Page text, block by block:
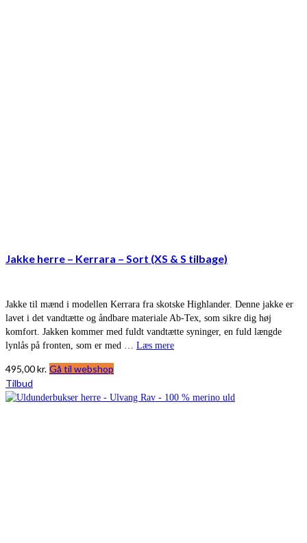
Jakke herre – Kerrara – Sort (XS & S tilbage)
Jakke til mænd i modellen Kerrara fra skotske Highlander. Denne jakke er
lavet i det vandtætte og åndbare materiale Ab-Tex, som sikre dig høj
komfort. Jakken kommer med fuldt vandtætte syninger, en fuld længde
lynlås på fronten, som er med … Læs mere
495,00kr. Gå til webshop
Tilbud